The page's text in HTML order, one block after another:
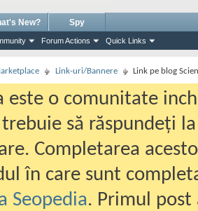
Forum Actions Quick Links
New? Spy
Link-uri/Bannere Link pe blog
este o comunitate
să răspundeți
Completarea
în care sunt
Seopedia. Primul